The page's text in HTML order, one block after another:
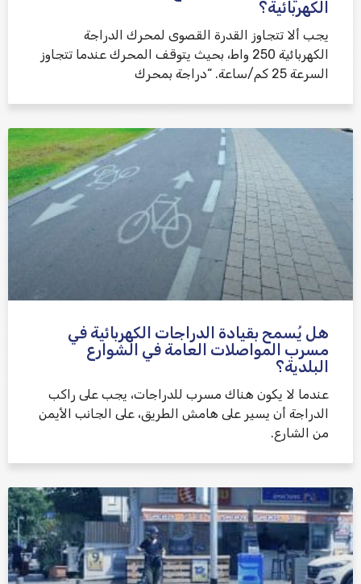
الكهربائية؟
يجب ألا تتجاوز القدرة القصوى لمحرك الدراجة
الكهربائية 250 واط، بحيث يتوقف المحرك عندما تتجاوز
السرعة 25 كم/ساعة. “دراجة بمحرك
هل يُسمح بقيادة الدراجات الكهربائية في
مسرب المواصلات العامة في الشوارع
البلدية؟
عندما لا يكون هناك مسرب للدراجات، يجب على راكب
الدراجة أن يسير على هامش الطريق، على الجانب الأيمن
من الشارع.